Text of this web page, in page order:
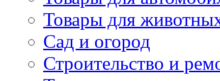
Товары для
Сад и огород
Строительство и